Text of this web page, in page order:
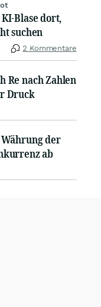
Blase dort,
suchen
2 Kommentare
Re nach Zahlen
Druck
der
ab